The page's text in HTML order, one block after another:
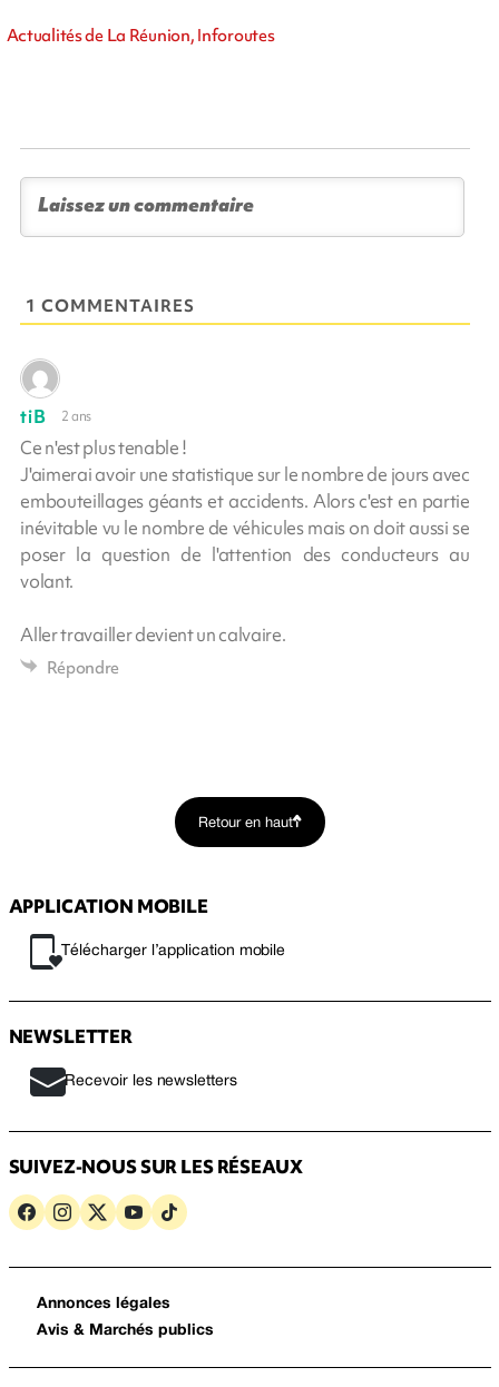
Actualités de La Réunion, Inforoutes
1 COMMENTAIRES
tiB 2 ans
Ce n'est plus tenable !
J'aimerai avoir une statistique sur le nombre de jours avec
embouteillages géants et accidents. Alors c'est en partie
inévitable vu le nombre de véhicules mais on doit aussi se
poser la question de l'attention des conducteurs au
volant.
Aller travailler devient un calvaire.
Répondre
Retour en haut
APPLICATION MOBILE
Télécharger l’application mobile
NEWSLETTER
Recevoir les newsletters
SUIVEZ-NOUS SUR LES RÉSEAUX
Annonces légales
Avis & Marchés publics